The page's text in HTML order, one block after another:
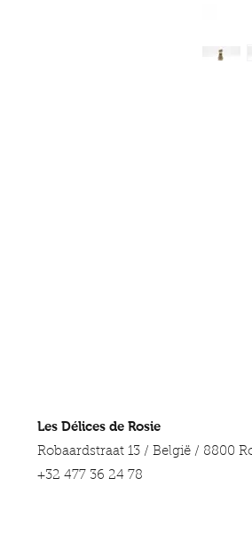
Les Délices de Rosie
Robaardstraat 13 / België / 8800
+32 477 36 24 78